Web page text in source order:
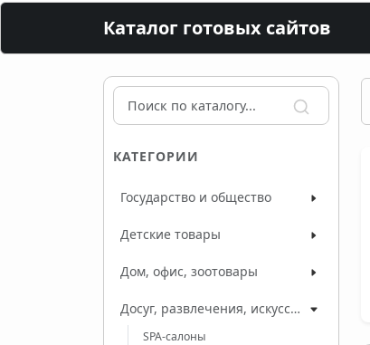
Каталог готовых сайтов
КАТЕГОРИИ
Государство и общество
Детские товары
Дом, офис, зоотовары
Досуг, развлечения, искусство
SPA-салоны